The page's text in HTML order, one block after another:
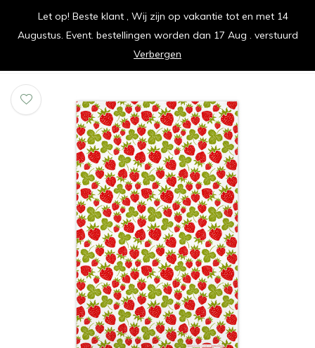
vrolijk je keuken op
Let op! Beste klant , Wij zijn op vakantie tot en met 14
Augustus. Event. bestellingen worden dan 17 Aug . verstuurd
Verbergen